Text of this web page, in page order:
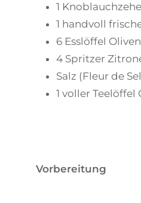
1 Knoblauchzehe
1 handvoll
6 Esslöffel
4 Spritzer
Salz (Fleur de
1 voller Teelöffel
Vorbereitung